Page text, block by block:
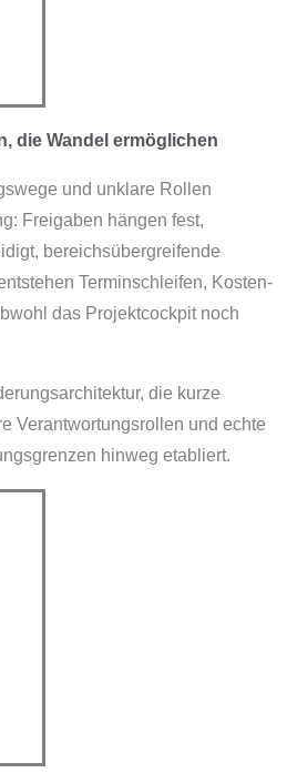
die Wandel ermöglichen
und unklare Rollen
Freigaben hängen fest,
bereichs­übergreifende
Termin­schleifen, Kosten­
das Projekt­cockpit noch
die kurze
Verantwortungs­rollen und echte
hinweg etabliert.